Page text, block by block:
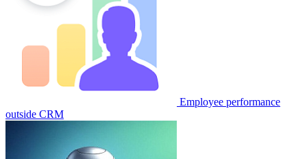
Employee performance
outside CRM